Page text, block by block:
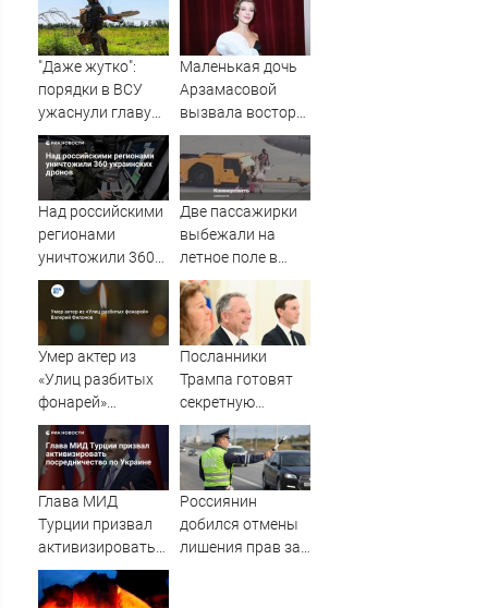
"Даже жутко":
порядки в ВСУ
ужаснули главу
британской
армии
Маленькая дочь
Арзамасовой
вызвала восторг
поклонников
актрисы
Над российскими
регионами
уничтожили 360
украинских
дронов
Две пассажирки
выбежали на
летное поле в
Шереметьево
Умер актер из
«Улиц разбитых
фонарей»
Валерий Филонов
Посланники
Трампа готовят
секретную
миссию в Москву
и Киев
Глава МИД
Турции призвал
активизировать
посредничество
по Украине
Россиянин
добился отмены
лишения прав за